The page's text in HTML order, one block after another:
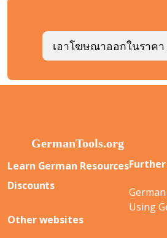
เอาโฆษณาออกในราคา
Learn German Resources
Discounts
Using
Other websites